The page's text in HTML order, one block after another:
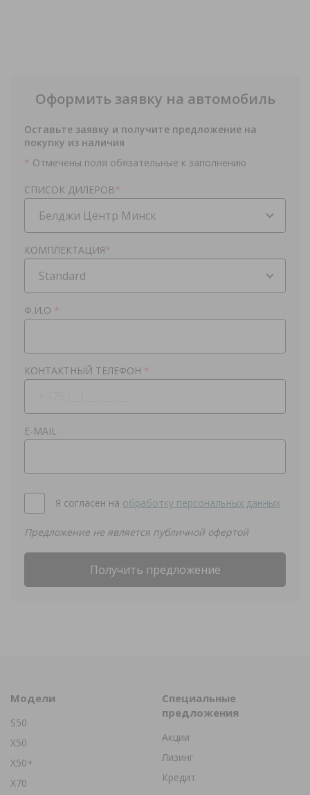
Оформить заявку на автомобиль
Оставьте заявку и получите предложение на
покупку из наличия
* Отмечены поля обязательные к заполнению
СПИСОК ДИЛЕРОВ*
Белджи Центр Минск
КОМПЛЕКТАЦИЯ*
Standard
Ф.И.О *
КОНТАКТНЫЙ ТЕЛЕФОН *
E-MAIL
Я согласен на обработку персональных данных
Предложение не является публичной офертой
Получить предложение
Модели
S50
X50
X50+
X70
Специальные
предложения
Акции
Лизинг
Кредит